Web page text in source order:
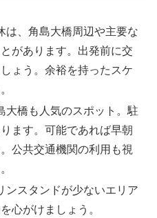
は、角島大橋周辺や主要な
があります。出発前に交
ょう。余裕を持ったスケ
大橋も人気のスポット。駐
ます。可能であれば早朝
公共交通機関の利用も視
ンスタンドが少ないエリア
心がけましょう。